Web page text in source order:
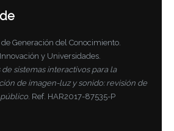
Generación del Conocimiento.
y Universidades.
sistemas interactivos para la
de imagen-luz y sonido: revisión de
. Ref. HAR2017-87535-P